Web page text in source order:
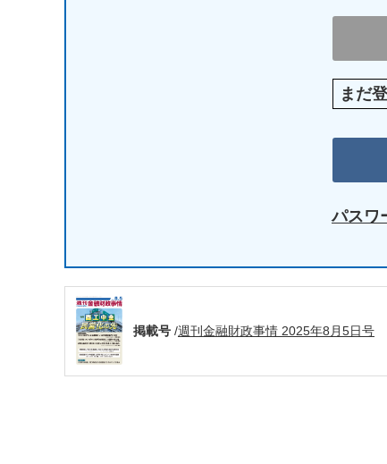
まだ
パスワ
掲載号 /週刊金融財政事情 2025年8月5日号